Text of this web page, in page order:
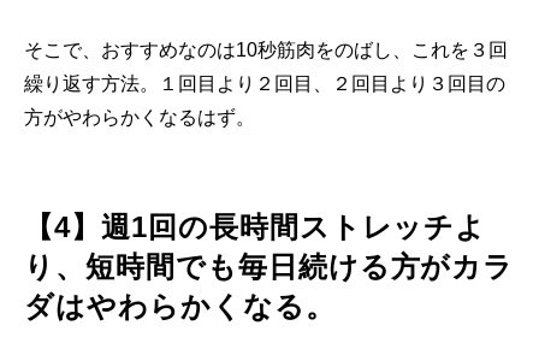
そこで、おすすめなのは10秒筋肉をのばし、これを３回
繰り返す方法。１回目より２回目、２回目より３回目の
方がやわらかくなるはず。
【4】週1回の長時間ストレッチよ
り、短時間でも毎日続ける方がカラ
ダはやわらかくなる。